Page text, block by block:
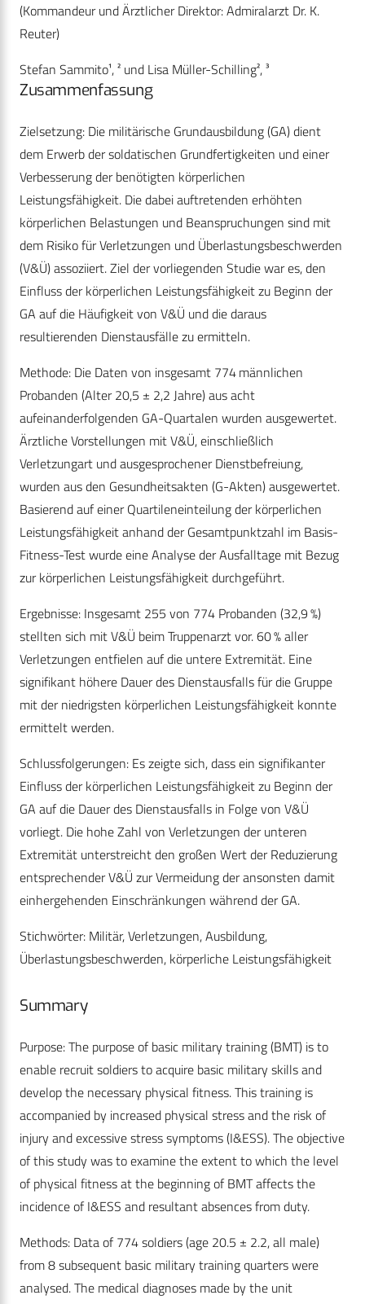
(Kommandeur und Ärztlicher Direktor: Admiralarzt Dr. K.
Reuter)
Stefan Sammito¹, ² und Lisa Müller-Schilling², ³
Zusammenfassung
Zielsetzung: Die militärische Grundausbildung (GA) dient
dem Erwerb der soldatischen Grundfertigkeiten und einer
Verbesserung der benötigten körperlichen
Leistungsfähigkeit. Die dabei auftretenden erhöhten
körperlichen Belastungen und Beanspruchungen sind mit
dem Risiko für Verletzungen und Überlastungsbeschwerden
(V&Ü) assoziiert. Ziel der vorliegenden Studie war es, den
Einfluss der körperlichen Leistungsfähigkeit zu Beginn der
GA auf die Häufigkeit von V&Ü und die daraus
resultierenden Dienstausfälle zu ermitteln.
Methode: Die Daten von insgesamt 774 männlichen
Probanden (Alter 20,5 ± 2,2 Jahre) aus acht
aufeinanderfolgenden GA-Quartalen wurden ausgewertet.
Ärztliche Vorstellungen mit V&Ü, einschließlich
Verletzungart und ausgesprochener Dienstbefreiung,
wurden aus den Gesundheitsakten (G-Akten) ausgewertet.
Basierend auf einer Quartileneinteilung der körperlichen
Leistungsfähigkeit anhand der Gesamtpunktzahl im Basis-
Fitness-Test wurde eine Analyse der Ausfalltage mit Bezug
zur körperlichen Leistungsfähigkeit durchgeführt.
Ergebnisse: Insgesamt 255 von 774 Probanden (32,9 %)
stellten sich mit V&Ü beim Truppenarzt vor. 60 % aller
Verletzungen entfielen auf die untere Extremität. Eine
signifikant höhere Dauer des Dienstausfalls für die Gruppe
mit der niedrigsten körperlichen Leistungsfähigkeit konnte
ermittelt werden.
Schlussfolgerungen: Es zeigte sich, dass ein signifikanter
Einfluss der körperlichen Leistungsfähigkeit zu Beginn der
GA auf die Dauer des Dienstausfalls in Folge von V&Ü
vorliegt. Die hohe Zahl von Verletzungen der unteren
Extremität unterstreicht den großen Wert der Reduzierung
entsprechender V&Ü zur Vermeidung der ansonsten damit
einhergehenden Einschränkungen während der GA.
Stichwörter: Militär, Verletzungen, Ausbildung,
Überlastungsbeschwerden, körperliche Leistungsfähigkeit
Summary
Purpose: The purpose of basic military training (BMT) is to
enable recruit soldiers to acquire basic military skills and
develop the necessary physical fitness. This training is
accompanied by increased physical stress and the risk of
injury and excessive stress symptoms (I&ESS). The objective
of this study was to examine the extent to which the level
of physical fitness at the beginning of BMT affects the
incidence of I&ESS and resultant absences from duty.
Methods: Data of 774 soldiers (age 20.5 ± 2.2, all male)
from 8 subsequent basic military training quarters were
analysed. The medical diagnoses made by the unit